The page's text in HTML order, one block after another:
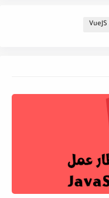
VueJS